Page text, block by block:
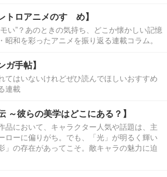
トロアニメのすゝめ】
い”？あのときの気持ち、どこか懐かしい記憶
和を彩ったアニメを振り返る連載コラム。
ガ手帖】
てはいないけれどぜひ読んでほしいおすすめ
連載
～彼らの美学はどこにある？】
品において、キャラクター人気や話題は、主
ローに偏りがち。でも、「光」が明るく輝い
」の存在があってこそ。敵キャラの魅力に迫